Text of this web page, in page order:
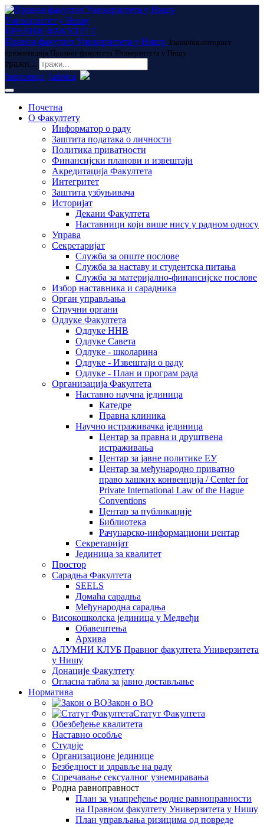
Универзитет у Нишу
ПРАВНИ ФАКУЛТЕТ
Правни факултет Универзитета у Нишу Званична интернет
презентација Правног факултета Универзитета у Нишу
тражи...
ћирилица latinica
Почетна
О Факултету
Информатор о раду
Заштита података о личности
Политика приватности
Финансијски планови и извештаји
Акредитација Факултета
Интегритет
Заштита узбуњивача
Историјат
Декани Факултета
Наставници који више нису у радном односу
Управа
Секретаријат
Служба за опште послове
Служба за наставу и студентска питања
Служба за материјално-финансијске послове
Избор наставника и сарадника
Oрган управљања
Стручни органи
Одлуке Факултета
Одлуке ННВ
Одлуке Савета
Одлуке - школарина
Одлуке - Извештаји о раду
Одлуке - План и програм рада
Организација Факултета
Наставно научна јединица
Катедре
Правна клиника
Научно истраживачка јединица
Центар за правна и друштвена
истраживања
Центар за јавне политике ЕУ
Центар за међународно приватно
право хашких конвенција / Center for
Private International Law of the Hague
Conventions
Центар за публикације
Библиотека
Рачунарско-информациони центар
Секретаријат
Јединица за квалитет
Простор
Сарадња Факултета
SEELS
Домаћа сарадња
Међународна сарадња
Високошколска јединица у Медвеђи
Обавештења
Архива
АЛУМНИ КЛУБ Правног факултета Универзитета
у Нишу
Донације Факултету
Огласна табла за јавно достављање
Норматива
Закон о ВО
Статут Факултета
Обезбеђење квалитета
Наставно особље
Студије
Организационе јединице
Безбедност и здравље на раду
Спречавање сексуалног узнемиравања
Родна равноправност
План за унапређење родне равноправности
на Правном факултету Универзитета у Нишу
План управљања ризицима од повреде